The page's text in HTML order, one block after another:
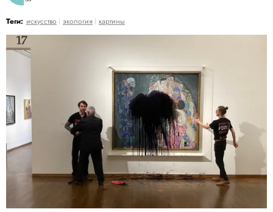
Теги: искусство экология картины